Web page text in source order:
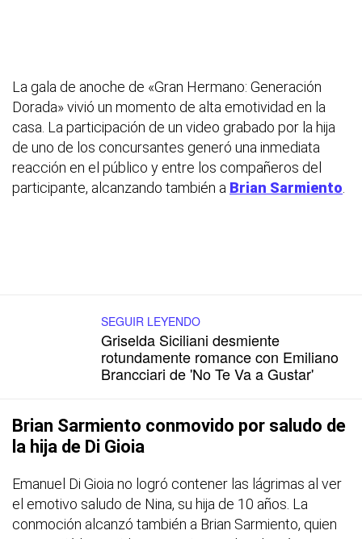
La gala de anoche de «Gran Hermano: Generación
Dorada» vivió un momento de alta emotividad en la
casa. La participación de un video grabado por la hija
de uno de los concursantes generó una inmediata
reacción en el público y entre los compañeros del
participante, alcanzando también a Brian Sarmiento
SEGUIR LEYENDO
Griselda Siciliani desmiente
rotundamente romance con Emiliano
Brancciari de 'No Te Va a Gustar'
Brian Sarmiento conmovido por saludo de
la hija de Di Gioia
Emanuel Di Gioia no logró contener las lágrimas al ver
el emotivo saludo de Nina, su hija de 10 años. La
conmoción alcanzó también a Brian Sarmiento, quien